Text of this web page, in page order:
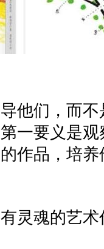
他们，而
一要义是
作品，培
灵魂的艺